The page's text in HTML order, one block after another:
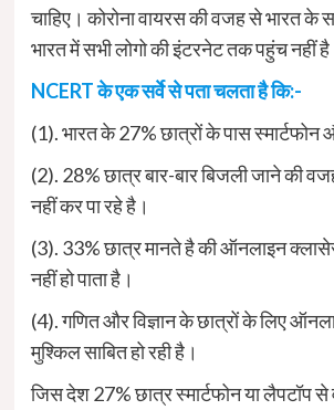
चाहिए। कोरोना वायरस की वजह से भारत के
भारत में सभी लोगो की इंटरनेट तक पहुंच नहीं
NCERT के एक सर्वे से पता चलता है कि:-
(1). भारत के 27% छात्रों के पास स्मार्टफोन
(2). 28% छात्र बार-बार बिजली जाने की
नहीं कर पा रहे है।
(3). 33% छात्र मानते है की ऑनलाइन
नहीं हो पाता है।
(4). गणित और विज्ञान के छात्रों के लिए
मुश्किल साबित हो रही है।
जिस देश 27% छात्र स्मार्टफोन या लैपटॉप